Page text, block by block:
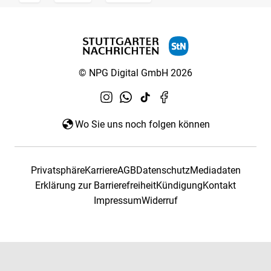
© NPG Digital GmbH 2026
Wo Sie uns noch folgen können
PrivatsphäreKarriereAGBDatenschutzMediadaten
Erklärung zur BarrierefreiheitKündigungKontakt
ImpressumWiderruf